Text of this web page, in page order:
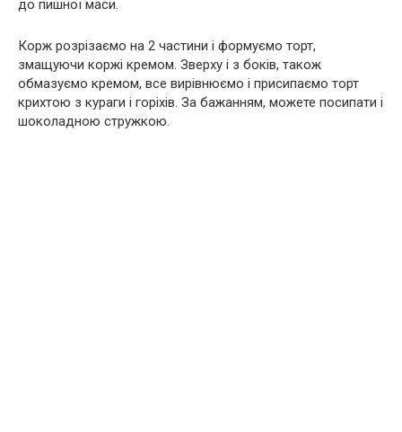
до пишної маси.
Корж розрізаємо на 2 частини і формуємо торт,
змащуючи коржі кремом. Зверху і з боків, також
обмазуємо кремом, все вирівнюємо і присипаємо торт
крихтою з кураги і горіхів. За бажанням, можете посипати і
шоколадною стружкою.